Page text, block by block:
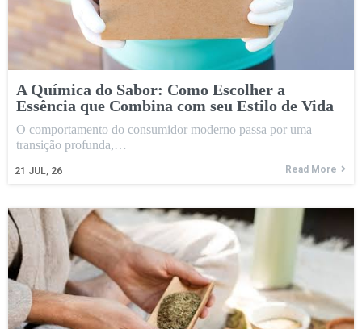
A Química do Sabor: Como Escolher a
Essência que Combina com seu Estilo de Vida
21 JUL, 26
O comportamento do consumidor moderno passa por uma
transição profunda,…
Read More